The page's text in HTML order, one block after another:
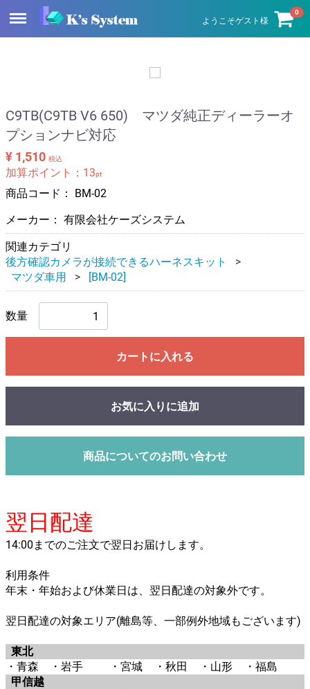
ようこそゲスト様
0
Menu
C9TB(C9TB V6 650) マツダ純正ディーラーオ
プションナビ対応
¥ 1,510 税込
加算ポイント： 13pt
商品コード： BM-02
メーカー： 有限会社ケーズシステム
関連カテゴリ
後方確認カメラが接続できるハーネスキット
マツダ車用
[BM-02]
数量
カートに入れる
お気に入りに追加
商品についてのお問い合わせ
翌日配達
14:00までのご注文で翌日お届けします。
利用条件
年末・年始および休業日は、翌日配達の対象外です。
翌日配達の対象エリア(離島等、一部例外地域もございます)
東北
・青森
・岩手 ・宮城 ・秋田 ・山形
・福島
甲信越